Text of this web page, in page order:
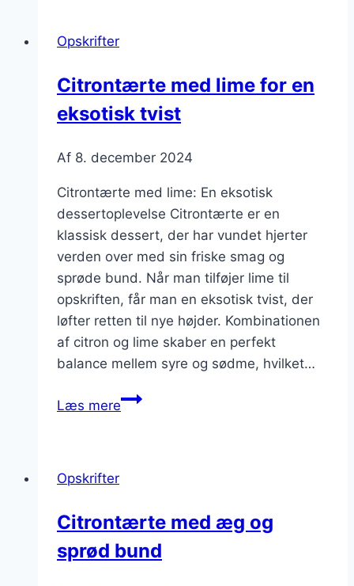
Opskrifter
Citrontærte med lime for en
eksotisk tvist
Af 8. december 2024
Citrontærte med lime: En eksotisk
dessertoplevelse Citrontærte er en
klassisk dessert, der har vundet hjerter
verden over med sin friske smag og
sprøde bund. Når man tilføjer lime til
opskriften, får man en eksotisk tvist, der
løfter retten til nye højder. Kombinationen
af citron og lime skaber en perfekt
balance mellem syre og sødme, hvilket…
Læs mereCitrontærte
tvist
Opskrifter
Citrontærte med æg og
sprød bund